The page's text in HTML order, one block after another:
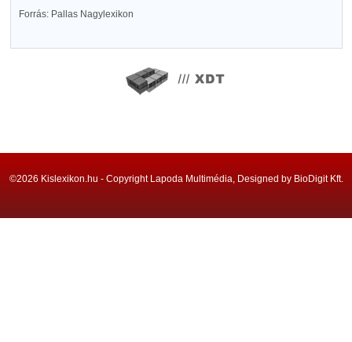
Forrás: Pallas Nagylexikon
©2026 Kislexikon.hu - Copyright Lapoda Multimédia, Designed by BioDigit Kft.